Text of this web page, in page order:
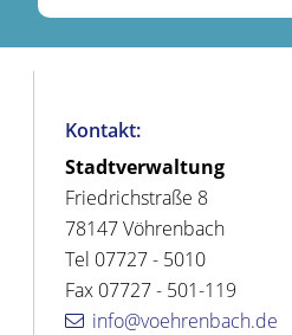
Kontakt:
Stadtverwaltung
Friedrichstraße 8
78147 Vöhrenbach
Tel 07727 - 5010
Fax 07727 - 501-119
info@voehrenbach.de